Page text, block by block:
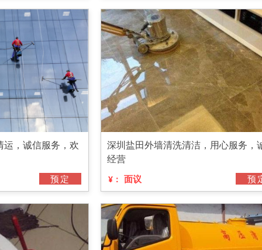
，诚信服务，欢
预定
深圳盐田外墙清洗清洁，用心服务，
经营
¥： 面议 预